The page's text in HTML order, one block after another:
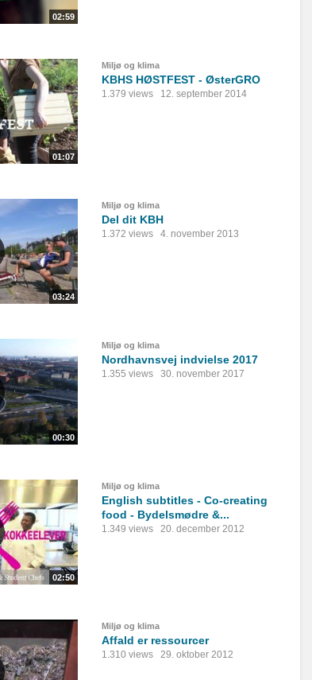
02:59
01:07
Miljø og klima
KBHS HØSTFEST - ØsterGRO
1.379 views 12. september 2014
03:24
Miljø og klima
Del dit KBH
1.372 views 4. november 2013
00:30
Miljø og klima
Nordhavnsvej indvielse 2017
1.355 views 30. november 2017
02:50
Miljø og klima
English subtitles - Co-creating
food - Bydelsmødre &...
1.349 views 20. december 2012
Miljø og klima
Affald er ressourcer
1.310 views 29. oktober 2012